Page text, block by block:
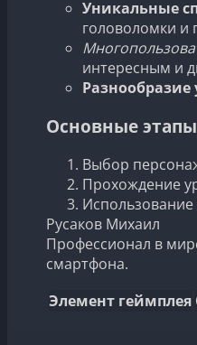
Уникальные
головоломки и
интересным и
Разнообразие
Основные
Выбор
Прохождение
Русаков Михаил
Профессионал в
смартфона.
Элемент геймплея